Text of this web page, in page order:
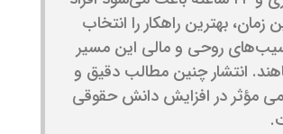
زمان، بهترین راهکار را انتخاب
روحی و مالی این مسیر
انتشار چنین مطالب دقیق و
مؤثر در افزایش دانش حقوقی